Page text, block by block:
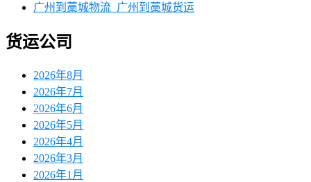
广州到藁城物流_广州到藁城货运
货运公司
2026年8月
2026年7月
2026年6月
2026年5月
2026年4月
2026年3月
2026年1月